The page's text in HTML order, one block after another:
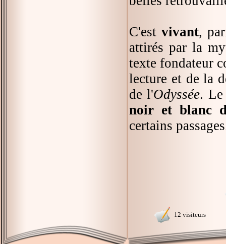
C'est vivant,
attirés par la
texte fondateur
lecture et de la
de l'Odyssée. Le
noir et blanc
certains
12 visiteurs